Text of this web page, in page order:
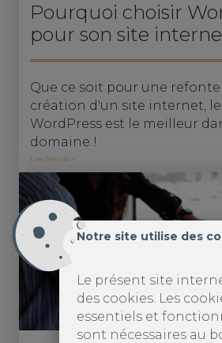
Pourquoi choisir
pour son site
Que ce soit pour une
création d'un site internet, le
WordPress est le meilleur
domaine !
Lire l'article >
Notre site utilise des
Le présent site
des cookies. Les
essentiels et
sont nécessaires au